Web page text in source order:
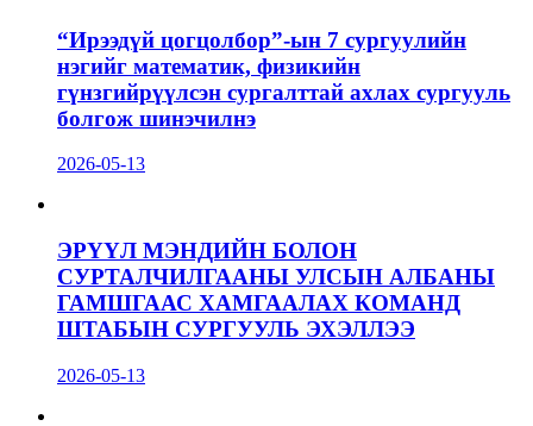
“Ирээдүй цогцолбор”-ын 7 сургуулийн
нэгийг математик, физикийн
гүнзгийрүүлсэн сургалттай ахлах сургууль
болгож шинэчилнэ
2026-05-13
ЭРҮҮЛ МЭНДИЙН БОЛОН
СУРТАЛЧИЛГААНЫ УЛСЫН АЛБАНЫ
ГАМШГААС ХАМГААЛАХ КОМАНД
ШТАБЫН СУРГУУЛЬ ЭХЭЛЛЭЭ
2026-05-13